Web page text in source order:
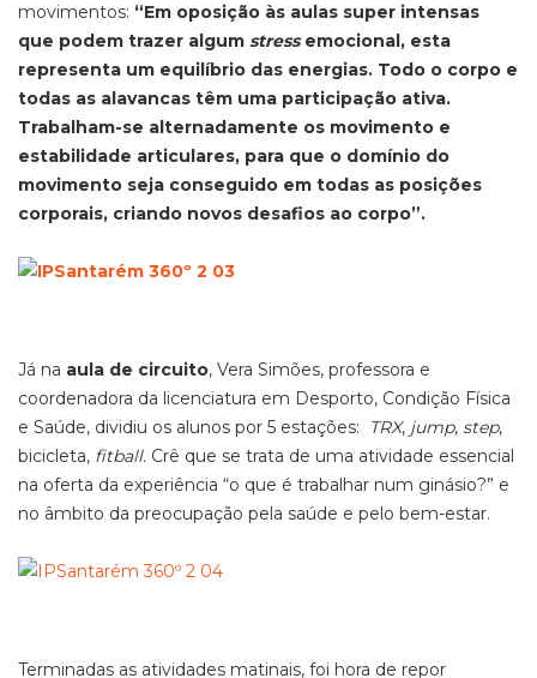
movimentos: “Em oposição às aulas super intensas
que podem trazer algum stressemocional, esta
representa um equilíbrio das energias. Todo o corpo e
todas as alavancas têm uma participação ativa.
Trabalham-se alternadamente os movimento e
estabilidade articulares, para que o domínio do
movimento seja conseguido em todas as posições
corporais, criando novos desafios ao corpo”.
Já na aula de circuito, Vera Simões, professora e
coordenadora da licenciatura em Desporto, Condição Física
e Saúde, dividiu os alunos por 5 estações:
TRX, jump, step,
bicicleta, fitball. Crê que se trata de uma atividade essencial
na oferta da experiência “o que é trabalhar num ginásio?” e
no âmbito da preocupação pela saúde e pelo bem-estar.
Terminadas as atividades matinais, foi hora de repor